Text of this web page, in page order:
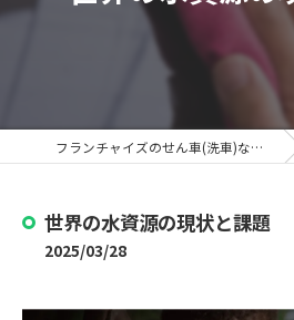
フランチャイズのせん車(洗車)なら株式会社スターリー
世界の水資源の現状と課題
2025/03/28